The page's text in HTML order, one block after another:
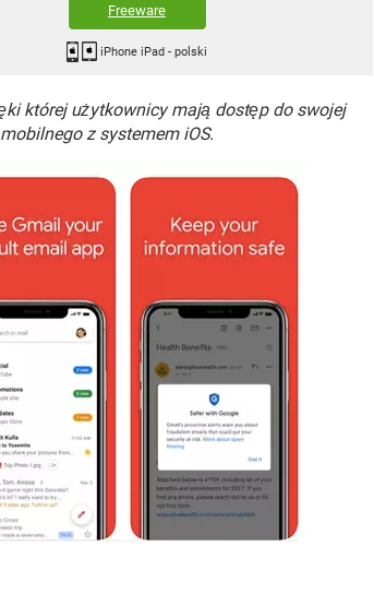
Freeware
iPhone iPad - polski
której użytkownicy mają dostęp do swojej
z systemem iOS.